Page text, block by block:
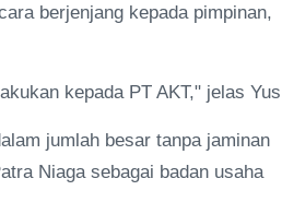
berjenjang kepada pimpinan,
kepada PT AKT," jelas
jumlah besar tanpa jaminan
Niaga sebagai badan usaha